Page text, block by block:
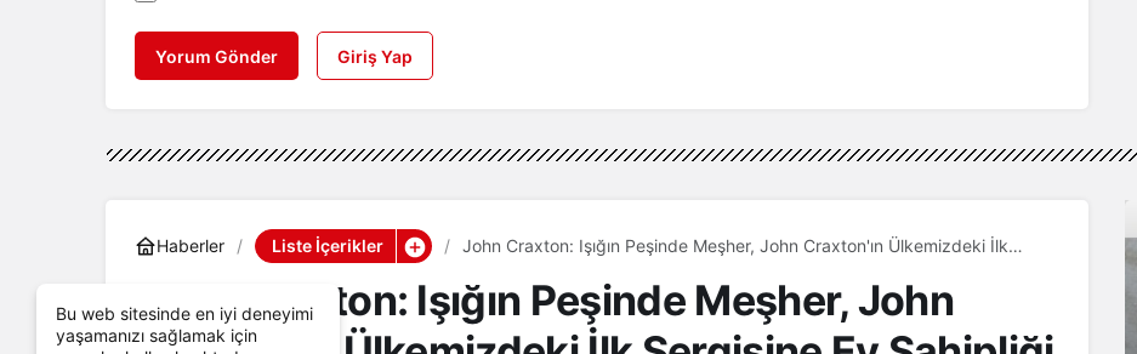
Yorum Gönder Giriş Yap
Haberler Liste İçerikler
John Craxton: Işığın Peşinde Meşher, John Craxton'ın Ülkemizdeki İlk
John Craxton: Işığın Peşinde Meşher, John
Bu web sitesinde en iyi deneyimi
yaşamanızı sağlamak için